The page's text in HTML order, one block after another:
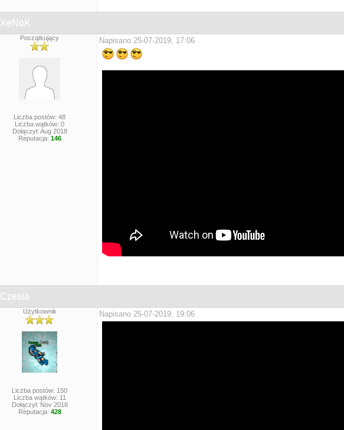
XeNoK
Początkujący
Liczba postów: 48
Liczba wątków: 0
Dołączył: Aug 2018
Reputacja: 146
Napisano 25-07-2019, 17:06
Czesia
Użytkownik
Liczba postów: 150
Liczba wątków: 11
Dołączył: Nov 2018
Reputacja: 428
Napisano 25-07-2019, 19:06